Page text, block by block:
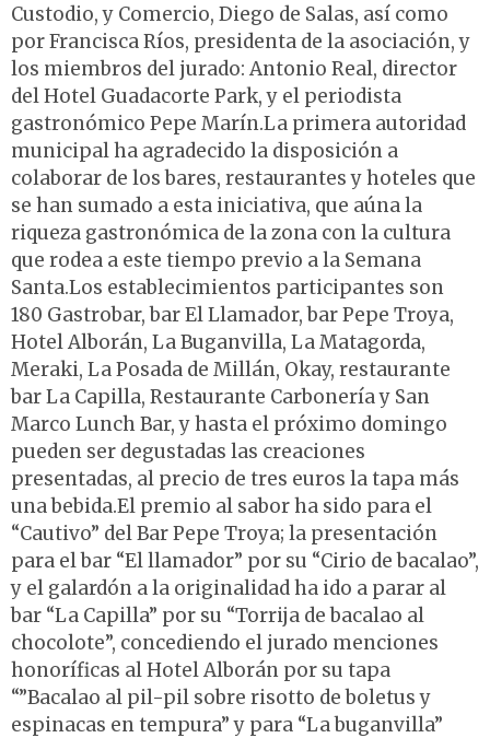
Custodio, y Comercio, Diego de Salas, así como
por Francisca Ríos, presidenta de la asociación, y
los miembros del jurado: Antonio Real, director
del Hotel Guadacorte Park, y el periodista
gastronómico Pepe Marín.La primera autoridad
municipal ha agradecido la disposición a
colaborar de los bares, restaurantes y hoteles que
se han sumado a esta iniciativa, que aúna la
riqueza gastronómica de la zona con la cultura
que rodea a este tiempo previo a la Semana
Santa.Los establecimientos participantes son
180 Gastrobar, bar El Llamador, bar Pepe Troya,
Hotel Alborán, La Buganvilla, La Matagorda,
Meraki, La Posada de Millán, Okay, restaurante
bar La Capilla, Restaurante Carbonería y San
Marco Lunch Bar, y hasta el próximo domingo
pueden ser degustadas las creaciones
presentadas, al precio de tres euros la tapa más
una bebida.El premio al sabor ha sido para el
“Cautivo” del Bar Pepe Troya; la presentación
para el bar “El llamador” por su “Cirio de bacalao”,
y el galardón a la originalidad ha ido a parar al
bar “La Capilla” por su “Torrija de bacalao al
chocolote”, concediendo el jurado menciones
honoríficas al Hotel Alborán por su tapa
“”Bacalao al pil-pil sobre risotto de boletus y
espinacas en tempura” y para “La buganvilla”